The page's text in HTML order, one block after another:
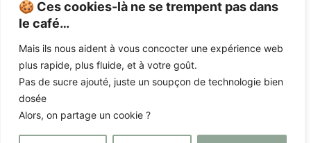
🍪 Ces cookies-là ne se trempent pas dans
le café…
Mais ils nous aident à vous concocter une expérience web
plus rapide, plus fluide, et à votre goût.
Pas de sucre ajouté, juste un soupçon de technologie bien
dosée
Alors, on partage un cookie ?
CHEMA|PRESTATIONS|
ACTUALITÉS|CONTACTEZ-NOUS
© CHEMA – STÉPHANIE GELBART – 2025 –MENTIONS LEGALES – CGV